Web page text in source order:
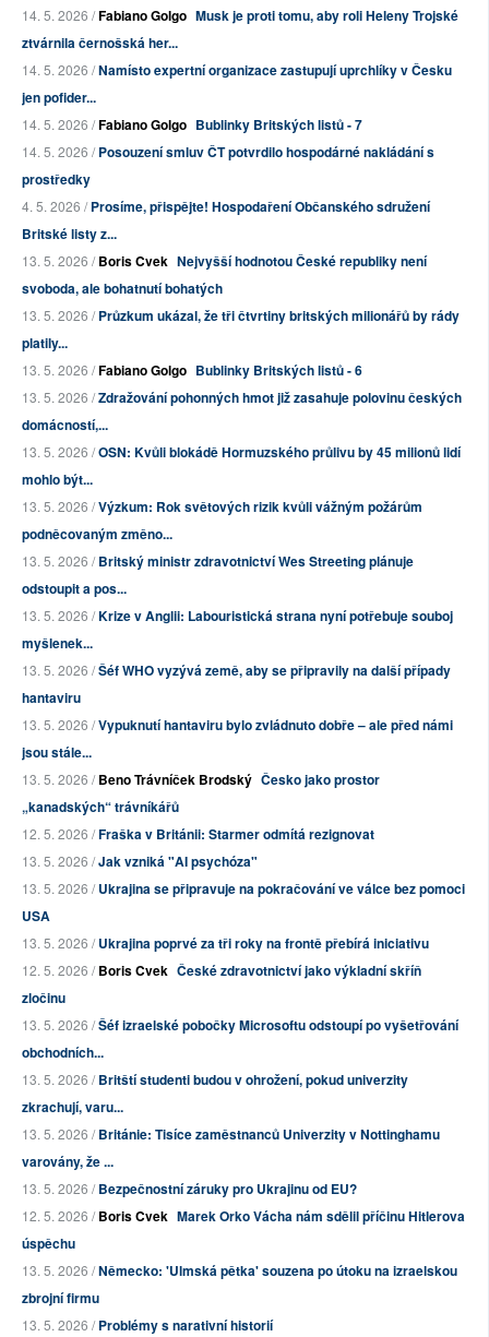
14. 5. 2026 /Fabiano Golgo Musk je proti tomu, aby roli Heleny Trojské
ztvárnila černošská her...
14. 5. 2026 /Namísto expertní organizace zastupují uprchlíky v Česku
jen pofider...
14. 5. 2026 /Fabiano Golgo Bublinky Britských listů - 7
14. 5. 2026 /Posouzení smluv ČT potvrdilo hospodárné nakládání s
prostředky
4. 5. 2026 /Prosíme, přispějte! Hospodaření Občanského sdružení
Britské listy z...
13. 5. 2026 /Boris Cvek Nejvyšší hodnotou České republiky není
svoboda, ale bohatnutí bohatých
13. 5. 2026 /Průzkum ukázal, že tři čtvrtiny britských milionářů by rády
platily...
13. 5. 2026 /Fabiano Golgo Bublinky Britských listů - 6
13. 5. 2026 /Zdražování pohonných hmot již zasahuje polovinu českých
domácností,...
13. 5. 2026 /OSN: Kvůli blokádě Hormuzského průlivu by 45 milionů lidí
mohlo být...
13. 5. 2026 /Výzkum: Rok světových rizik kvůli vážným požárům
podněcovaným změno...
13. 5. 2026 /Britský ministr zdravotnictví Wes Streeting plánuje
odstoupit a pos...
13. 5. 2026 /Krize v Anglii: Labouristická strana nyní potřebuje souboj
myšlenek...
13. 5. 2026 /Šéf WHO vyzývá země, aby se připravily na další případy
hantaviru
13. 5. 2026 /Vypuknutí hantaviru bylo zvládnuto dobře – ale před námi
jsou stále...
13. 5. 2026 /Beno Trávníček Brodský Česko jako prostor
„kanadských“ trávníkářů
12. 5. 2026 /Fraška v Británii: Starmer odmítá rezignovat
13. 5. 2026 /Jak vzniká "AI psychóza"
13. 5. 2026 /Ukrajina se připravuje na pokračování ve válce bez pomoci
USA
13. 5. 2026 /Ukrajina poprvé za tři roky na frontě přebírá iniciativu
12. 5. 2026 /Boris Cvek České zdravotnictví jako výkladní skříň
zločinu
13. 5. 2026 /Šéf izraelské pobočky Microsoftu odstoupí po vyšetřování
obchodních...
13. 5. 2026 /Britští studenti budou v ohrožení, pokud univerzity
zkrachují, varu...
13. 5. 2026 /Británie: Tisíce zaměstnanců Univerzity v Nottinghamu
varovány, že ...
13. 5. 2026 /Bezpečnostní záruky pro Ukrajinu od EU?
12. 5. 2026 /Boris Cvek Marek Orko Vácha nám sdělil příčinu Hitlerova
úspěchu
13. 5. 2026 /Německo: 'Ulmská pětka' souzena po útoku na izraelskou
zbrojní firmu
13. 5. 2026 /Problémy s narativní historií